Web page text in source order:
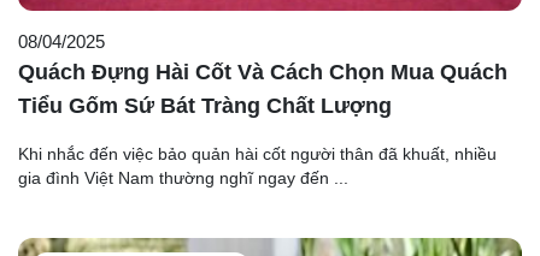
08/04/2025
Quách Đựng Hài Cốt Và Cách Chọn Mua Quách
Tiểu Gốm Sứ Bát Tràng Chất Lượng
Khi nhắc đến việc bảo quản hài cốt người thân đã khuất, nhiều
gia đình Việt Nam thường nghĩ ngay đến ...